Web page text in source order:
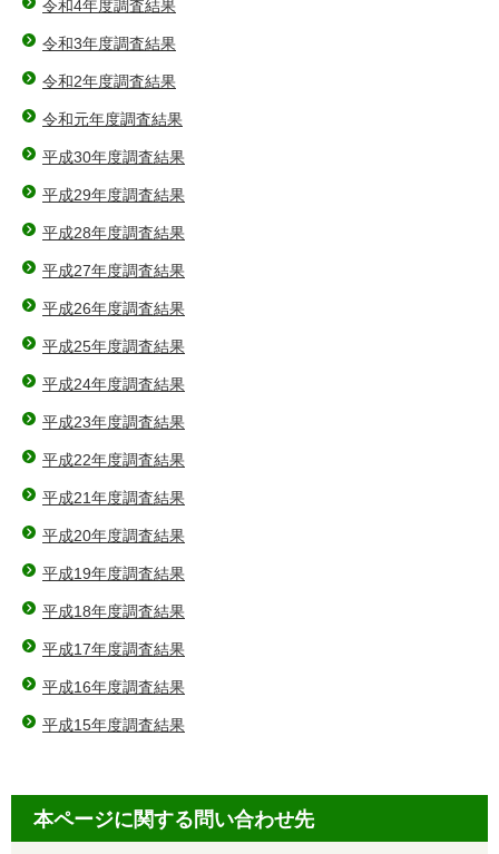
令和4年度調査結果
令和3年度調査結果
令和2年度調査結果
令和元年度調査結果
平成30年度調査結果
平成29年度調査結果
平成28年度調査結果
平成27年度調査結果
平成26年度調査結果
平成25年度調査結果
平成24年度調査結果
平成23年度調査結果
平成22年度調査結果
平成21年度調査結果
平成20年度調査結果
平成19年度調査結果
平成18年度調査結果
平成17年度調査結果
平成16年度調査結果
平成15年度調査結果
本ページに関する問い合わせ先